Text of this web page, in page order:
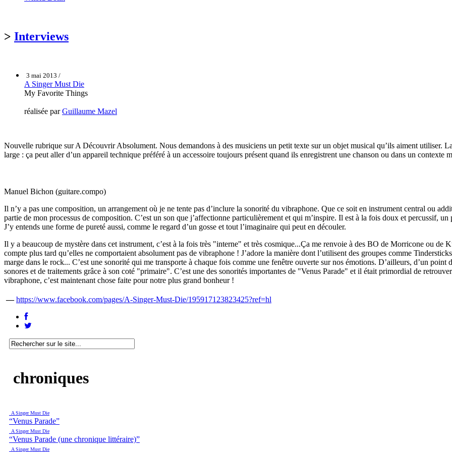
> Interviews
3 mai 2013 /
A Singer Must Die
My Favorite Things
réalisée parGuillaume Mazel
Nouvelle rubrique sur A Découvrir Absolument. Nous demandons à des musiciens un petit texte sur un objet musical qu’ils aiment utiliser.
large : ça peut aller d’un appareil technique préféré à un accessoire toujours présent quand ils enregistrent une chanson ou dans un contexte
Manuel Bichon (guitare.compo)
Il n’y a pas une composition, un arrangement où je ne tente pas d’inclure la sonorité du vibraphone. Que ce soit en instrument central ou
partie de mon processus de composition. C’est un son que j’affectionne particulièrement et qui m’inspire. Il est à la fois doux et percussif,
J’y entends une forme de pureté aussi, comme le regard d’un gosse et tout l’imaginaire qui peut en découler.
Il y a beaucoup de mystère dans cet instrument, c’est à la fois très "interne" et très cosmique...Ça me renvoie à des BO de Morricone ou de
compte plus tard qu’elles ne comportaient absolument pas de vibraphone ! J’adore la manière dont l’utilisent des groupes comme
marge dans le rock... C’est une sonorité qui me transporte à chaque fois comme une fenêtre ouverte sur nos émotions. D’ailleurs, d’un
sonores et de traitements grâce à son coté "primaire". C’est une des sonorités importantes de "Venus Parade" et il était primordial de
vibraphone, c’est maintenant chose faite pour notre plus grand bonheur !
— https://www.facebook.com/pages/A-Singer-Must-Die/195917123823425?ref=hl
chroniques
A Singer Must Die
“Venus Parade”
A Singer Must Die
“Venus Parade (une chronique littéraire)”
A Singer Must Die